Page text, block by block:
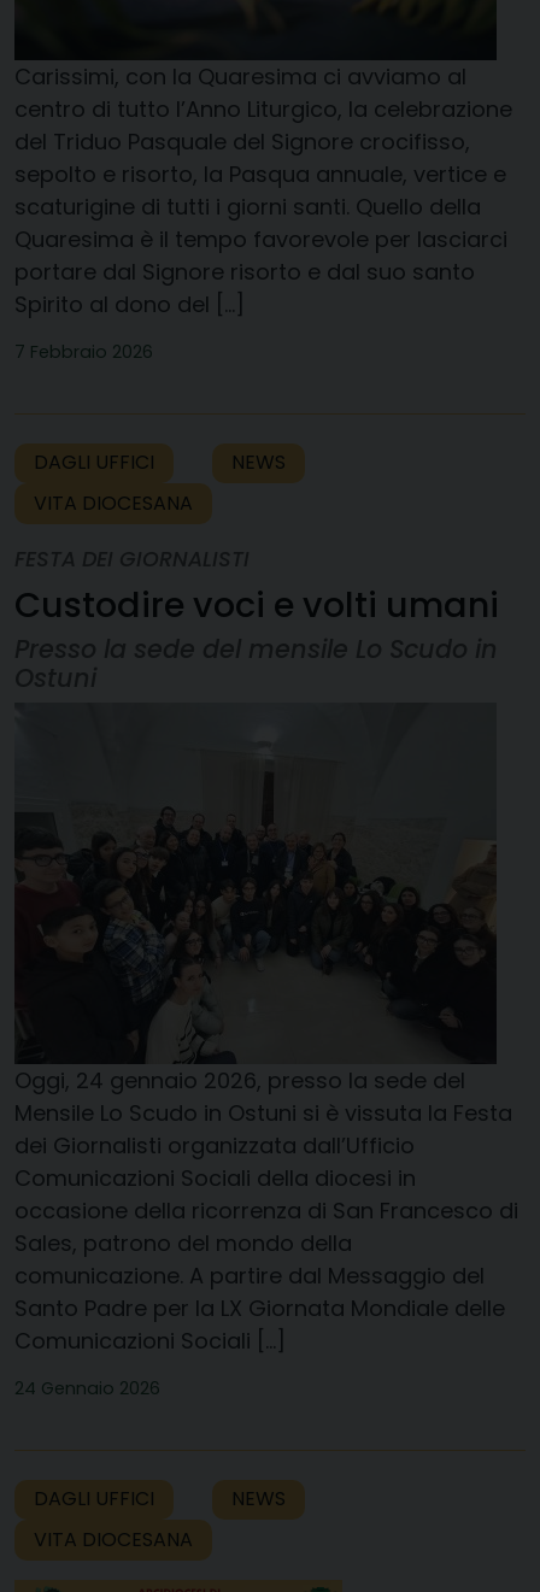
Carissimi, con la Quaresima ci avviamo al
centro di tutto l’Anno Liturgico, la celebrazione
del Triduo Pasquale del Signore crocifisso,
sepolto e risorto, la Pasqua annuale, vertice e
scaturigine di tutti i giorni santi. Quello della
Quaresima è il tempo favorevole per lasciarci
portare dal Signore risorto e dal suo santo
Spirito al dono del […]
7 Febbraio 2026
DAGLI UFFICI
NEWS
VITA DIOCESANA
Custodire voci e volti umani
Oggi, 24 gennaio 2026, presso la sede del
Mensile Lo Scudo in Ostuni si è vissuta la Festa
dei Giornalisti organizzata dall’Ufficio
Comunicazioni Sociali della diocesi in
occasione della ricorrenza di San Francesco di
Sales, patrono del mondo della
comunicazione. A partire dal Messaggio del
Santo Padre per la LX Giornata Mondiale delle
Comunicazioni Sociali […]
24 Gennaio 2026
DAGLI UFFICI
NEWS
VITA DIOCESANA